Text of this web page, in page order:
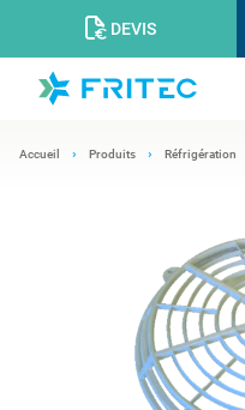
DEVIS
Accueil Produits Réfrigération